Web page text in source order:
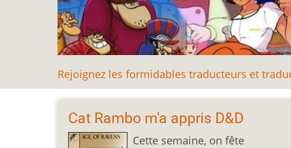
Rejoignez les formidables traducteurs et
Cat Rambo m'a appris D&D
Cette semaine, on fête